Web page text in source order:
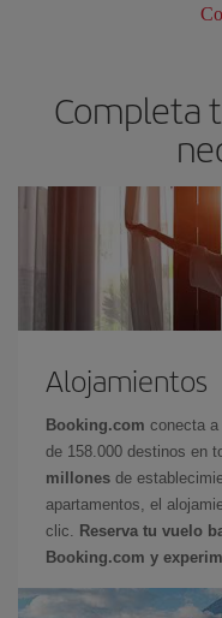
Completa
Alojamientos
Booking.com conecta
de 158.000 destinos en
millones de
apartamentos, el
clic.
Reserva tu vuelo
Booking.com y